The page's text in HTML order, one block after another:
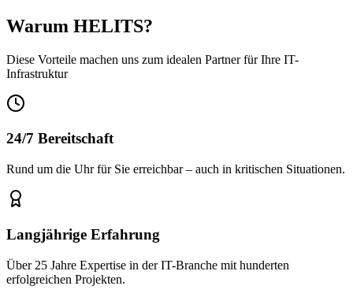
Warum HELITS?
Diese Vorteile machen uns zum idealen Partner für Ihre IT-
Infrastruktur
24/7 Bereitschaft
Rund um die Uhr für Sie erreichbar – auch in kritischen Situationen.
Langjährige Erfahrung
Über 25 Jahre Expertise in der IT-Branche mit hunderten
erfolgreichen Projekten.